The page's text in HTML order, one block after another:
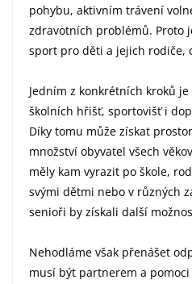
pohybu, aktivním trávení
zdravotních problémů. Proto
sport pro děti a jejich rodiče,
Jedním z konkrétních kroků
školních hřišť, sportovišť i
Díky tomu může získat
množství obyvatel všech
měly kam vyrazit po škole,
svými dětmi nebo v různých
senioři by získali další
Nehodláme však přenášet
musí být partnerem a